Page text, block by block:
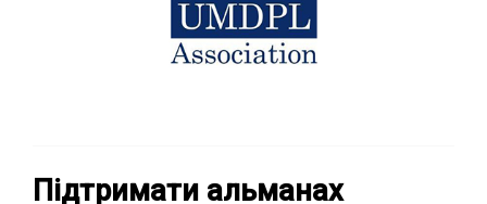
Підтримати альманах